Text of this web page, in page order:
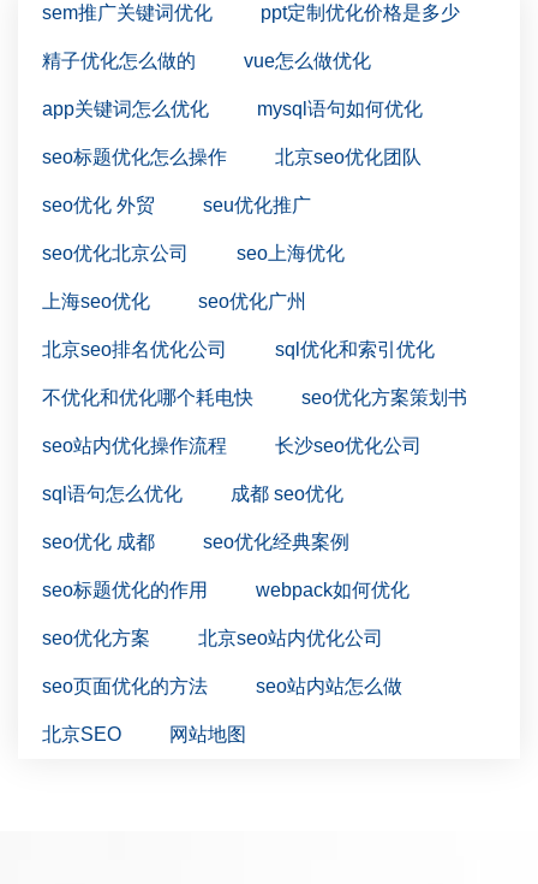
sem推广关键词优化 ppt定制优化价格是多少
精子优化怎么做的 vue怎么做优化
app关键词怎么优化 mysql语句如何优化
seo标题优化怎么操作 北京seo优化团队
seo优化 外贸 seu优化推广
seo优化北京公司 seo上海优化
上海seo优化 seo优化广州
北京seo排名优化公司 sql优化和索引优化
不优化和优化哪个耗电快 seo优化方案策划书
seo站内优化操作流程 长沙seo优化公司
sql语句怎么优化 成都 seo优化
seo优化 成都 seo优化经典案例
seo标题优化的作用 webpack如何优化
seo优化方案 北京seo站内优化公司
seo页面优化的方法 seo站内站怎么做
北京SEO 网站地图